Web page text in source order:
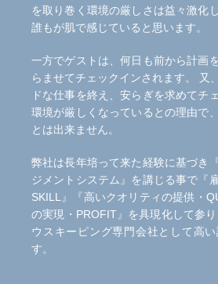
を取り巻く環境の厳しさは益々激化
誰もが肌で感じていると思います。
一方でゲストは、何日も前から計画
らませてチェックインされます。 又
ドな仕事を終え、安らぎを求めてチ
環境が厳しくなっているとの理由で
とは出来ません。
弊社は長年培って来た経験に基づき
ジメントシステム』を講じる事で『
SKILL』『高いクオリティの提供・
の実現・PROFIT』を具現化して参
ウスキーピング専門会社として高
す。